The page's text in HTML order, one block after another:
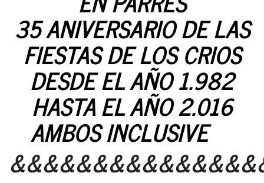
35 ANIVERSARIO DE LAS
FIESTAS DE LOS CRIOS
DESDE EL AÑO 1.982
HASTA EL AÑO 2.016
AMBOS INCLUSIVE